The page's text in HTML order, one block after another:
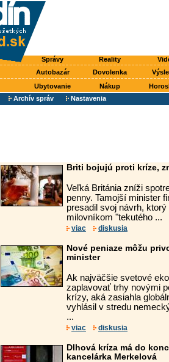
Správy Reality
Autobazár Dovolenka
Ubytovanie Nákup
Archív správ Nastavenia
Briti bojujú proti kríze,
Veľká Británia zníži
penny. Tamojší minister
presadil svoj návrh,
milovníkom "tekutého ...
viac diskusia
Nové peniaze môžu
minister
Ak najväčšie svetové
zaplavovať trhy novými
krízy, aká zasiahla
vyhlásil v stredu
...
viac diskusia
Dlhová kríza má do
kancelárka Merkelová